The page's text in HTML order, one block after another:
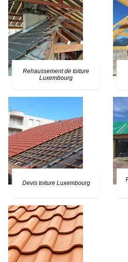
Rehaussement de toiture
Luxembourg
Devis toiture Luxembourg